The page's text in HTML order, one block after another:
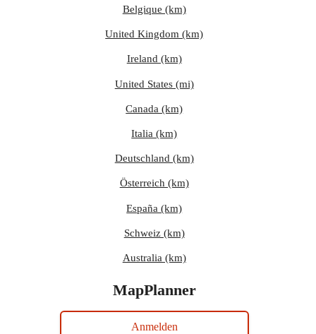
Belgique (km)
United Kingdom (km)
Ireland (km)
United States (mi)
Canada (km)
Italia (km)
Deutschland (km)
Österreich (km)
España (km)
Schweiz (km)
Australia (km)
MapPlanner
Anmelden